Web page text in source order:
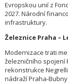
Evropskou unií z
2027. Národní
infrastruktury.
Železnice Praha –
Modernizace trati
železničního spojení
rekonstrukce
nádraží Praha-